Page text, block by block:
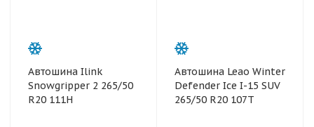
Автошина Ilink
Snowgripper 2 265/50
R20 111H
Автошина Leao Winter
Defender Ice I-15 SUV
265/50 R20 107T